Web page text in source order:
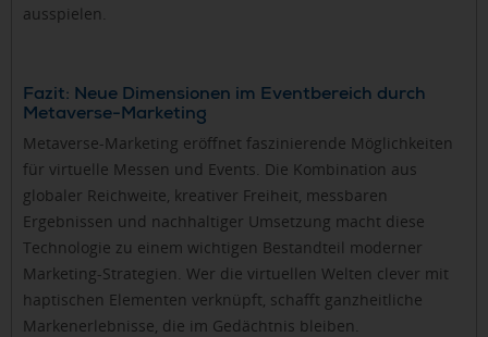
ausspielen.
Fazit: Neue Dimensionen im Eventbereich durch
Metaverse-Marketing
Metaverse-Marketing eröffnet faszinierende Möglichkeiten
für virtuelle Messen und Events. Die Kombination aus
globaler Reichweite, kreativer Freiheit, messbaren
Ergebnissen und nachhaltiger Umsetzung macht diese
Technologie zu einem wichtigen Bestandteil moderner
Marketing-Strategien. Wer die virtuellen Welten clever mit
haptischen Elementen verknüpft, schafft ganzheitliche
Markenerlebnisse, die im Gedächtnis bleiben.